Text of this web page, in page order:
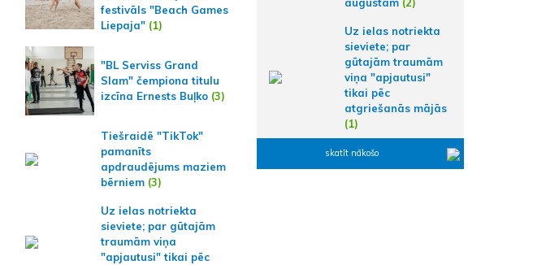
festivāls "Beach Games
Liepaja"(1)
"BL Serviss Grand
Slam" čempiona titulu
izcīna Ernests Buļko(3)
Tiešraidē "TikTok"
pamanīts
apdraudējums maziem
bērniem(3)
Uz ielas notriekta
sieviete; par gūtajām
traumām viņa
"apjautusi" tikai pēc
Uz ielas notriekta
sieviete; par
gūtajām traumām
viņa "apjautusi"
tikai pēc
atgriešanās mājās
(1)
skatīt nākošo